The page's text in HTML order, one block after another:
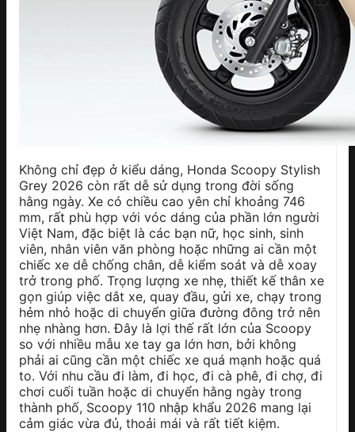
Không chỉ đẹp ở kiểu dáng, Honda Scoopy Stylish
Grey 2026 còn rất dễ sử dụng trong đời sống
hằng ngày. Xe có chiều cao yên chỉ khoảng 746
mm, rất phù hợp với vóc dáng của phần lớn người
Việt Nam, đặc biệt là các bạn nữ, học sinh, sinh
viên, nhân viên văn phòng hoặc những ai cần một
chiếc xe dễ chống chân, dễ kiểm soát và dễ xoay
trở trong phố. Trọng lượng xe nhẹ, thiết kế thân xe
gọn giúp việc dắt xe, quay đầu, gửi xe, chạy trong
hẻm nhỏ hoặc di chuyển giữa đường đông trở nên
nhẹ nhàng hơn. Đây là lợi thế rất lớn của Scoopy
so với nhiều mẫu xe tay ga lớn hơn, bởi không
phải ai cũng cần một chiếc xe quá mạnh hoặc quá
to. Với nhu cầu đi làm, đi học, đi cà phê, đi chợ, đi
chơi cuối tuần hoặc di chuyển hằng ngày trong
thành phố, Scoopy 110 nhập khẩu 2026 mang lại
cảm giác vừa đủ, thoải mái và rất tiết kiệm.